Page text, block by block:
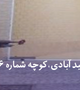
6، بازارچه علی قلی آقا